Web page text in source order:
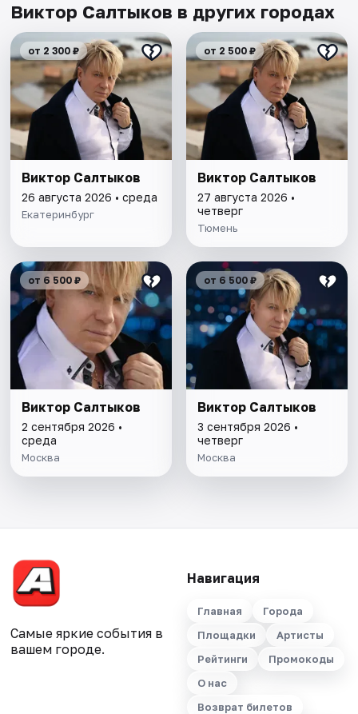
Виктор Салтыков в других городах
от 2 300 ₽
Виктор Салтыков
26 августа 2026 • среда
Екатеринбург
от 2 500 ₽
Виктор Салтыков
27 августа 2026 •
четверг
Тюмень
от 6 500 ₽
Виктор Салтыков
2 сентября 2026 •
среда
Москва
от 6 500 ₽
Виктор Салтыков
3 сентября 2026 •
четверг
Москва
Самые яркие события в
вашем городе.
Навигация
Главная
Города
Площадки
Артисты
Рейтинги
Промокоды
О нас
Возврат билетов